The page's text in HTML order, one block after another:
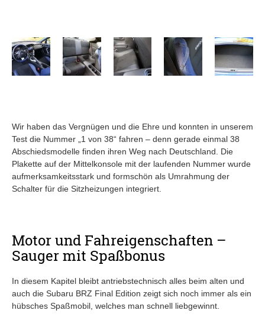
Wir haben das Vergnügen und die Ehre und konnten in unserem
Test die Nummer „1 von 38“ fahren – denn gerade einmal 38
Abschiedsmodelle finden ihren Weg nach Deutschland. Die
Plakette auf der Mittelkonsole mit der laufenden Nummer wurde
aufmerksamkeitsstark und formschön als Umrahmung der
Schalter für die Sitzheizungen integriert.
Motor und Fahreigenschaften –
Sauger mit Spaßbonus
In diesem Kapitel bleibt antriebstechnisch alles beim alten und
auch die Subaru BRZ Final Edition zeigt sich noch immer als ein
hübsches Spaßmobil, welches man schnell liebgewinnt.